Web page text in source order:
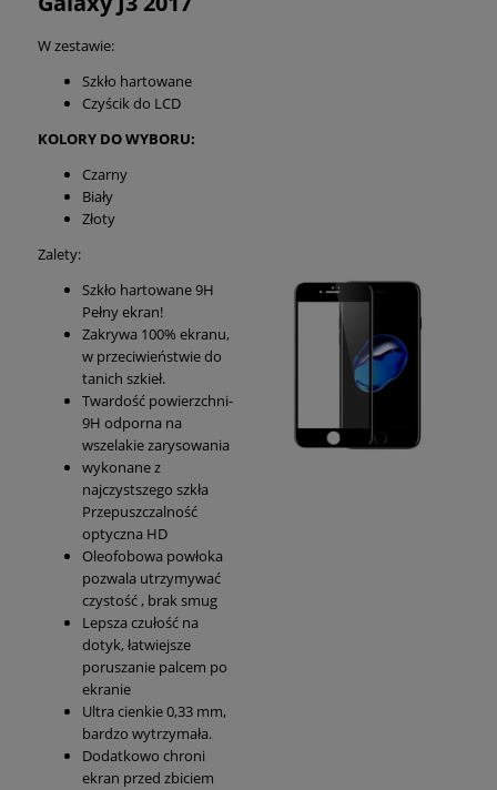
W zestawie:
Szkło hartowane
Czyścik do LCD
KOLORY DO WYBORU:
Czarny
Biały
Złoty
Zalety:
Szkło hartowane 9H
Pełny ekran!
Zakrywa 100% ekranu,
w przeciwieństwie do
tanich szkieł.
Twardość powierzchni-
9H odporna na
wszelakie zarysowania
wykonane z
najczystszego szkła
Przepuszczalność
optyczna HD
Oleofobowa powłoka
pozwala utrzymywać
czystość , brak smug
Lepsza czułość na
dotyk, łatwiejsze
poruszanie palcem po
ekranie
Ultra cienkie 0,33 mm,
bardzo wytrzymała.
Dodatkowo chroni
ekran przed zbiciem